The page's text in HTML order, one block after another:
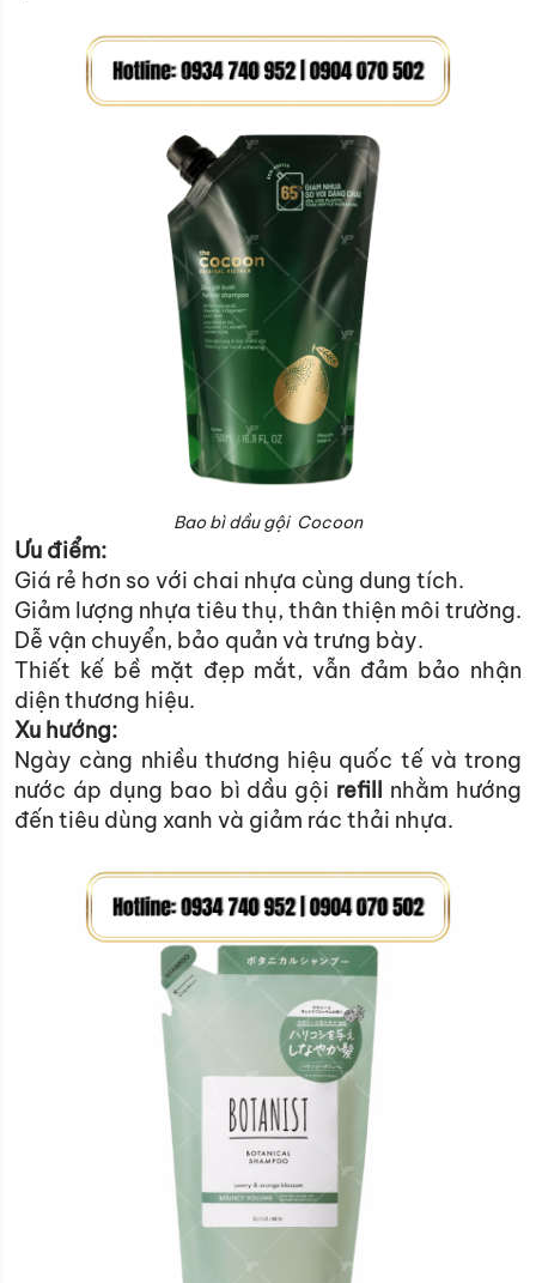
Bao bì dầu gội Cocoon
Ưu điểm:
Giá rẻ hơn so với chai nhựa cùng dung tích.
Giảm lượng nhựa tiêu thụ, thân thiện môi trường.
Dễ vận chuyển, bảo quản và trưng bày.
Thiết kế bề mặt đẹp mắt, vẫn đảm bảo nhận
diện thương hiệu.
Xu hướng:
Ngày càng nhiều thương hiệu quốc tế và trong
nước áp dụng bao bì dầu gội refill nhằm hướng
đến tiêu dùng xanh và giảm rác thải nhựa.